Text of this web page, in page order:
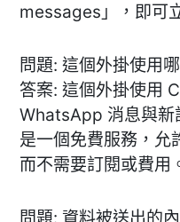
messages」，即可
問題: 這個外掛使用
答案: 這個外掛使用
WhatsApp 消息與
是一個免費服務，
而不需要訂閱或費用
問題: 資料被送出的